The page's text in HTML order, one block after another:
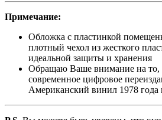
Примечание:
Обложка с пластинкой
плотный чехол из жесткого
идеальной защиты и хранения
Обращаю Ваше внимание на то,
современное цифровое
Американский винил 1978 года